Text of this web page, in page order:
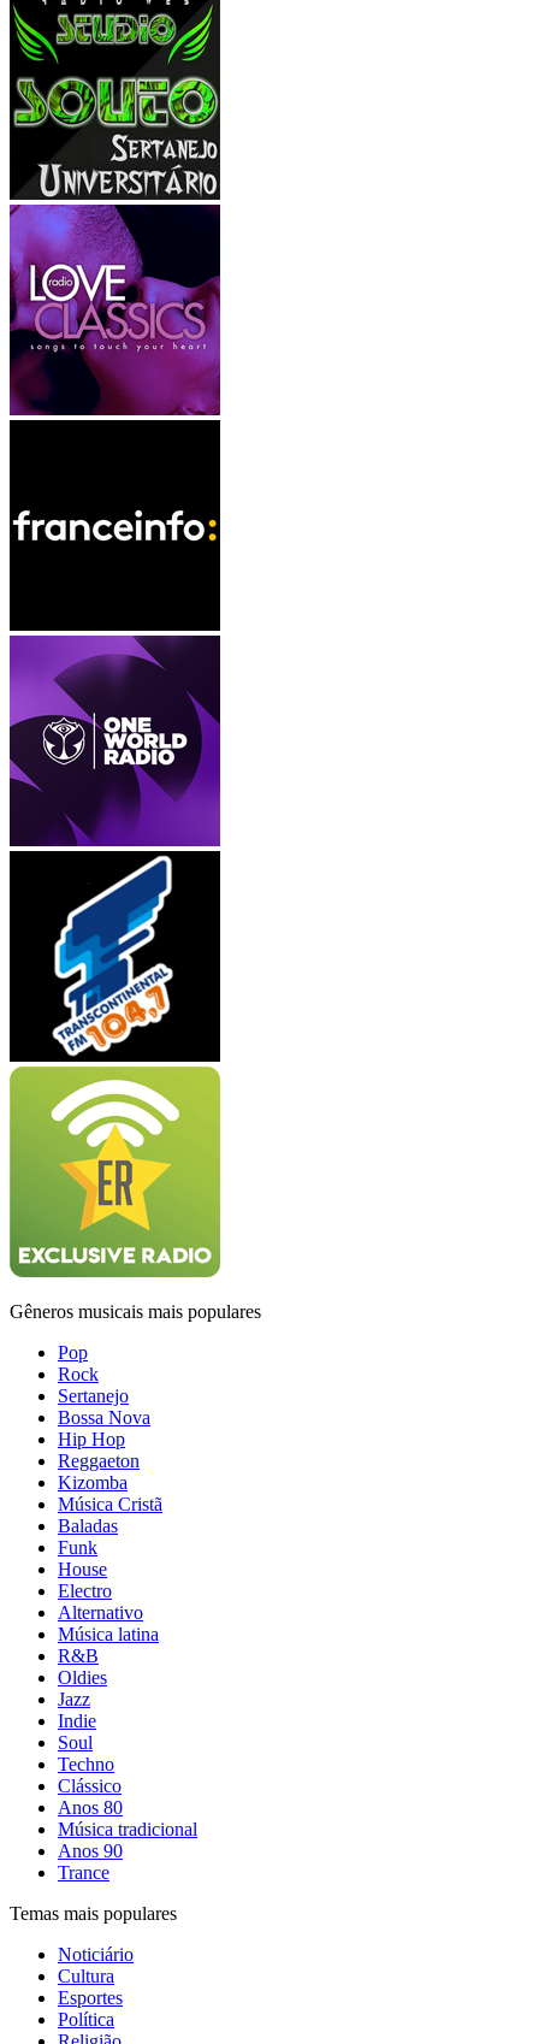
Gêneros musicais mais populares
Pop
Rock
Sertanejo
Bossa Nova
Hip Hop
Reggaeton
Kizomba
Música Cristã
Baladas
Funk
House
Electro
Alternativo
Música latina
R&B
Oldies
Jazz
Indie
Soul
Techno
Clássico
Anos 80
Música tradicional
Anos 90
Trance
Temas mais populares
Noticiário
Cultura
Esportes
Política